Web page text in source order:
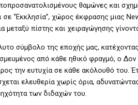
θαμώνες και
“Εκκλησία”, χώρος έκφρασης μιας
μεταξύ πίστης και χειραγώγησης
σύμβολο της εποχής μας,
από κάθε ηθικό φραγμό, ο
την ευτυχία σε κάθε ακόλουθό του.
ελευθερία χωρίς όρια,
των διδαχών του.